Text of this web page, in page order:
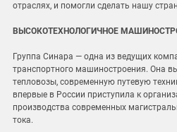
отраслях, и помогли сделать нашу
ВЫСОКОТЕХНОЛОГИЧНОЕ
Группа Синара — одна из ведущих
транспортного машиностроения. Она
тепловозы, современную путевую
впервые в России приступила к
производства современных
тока.